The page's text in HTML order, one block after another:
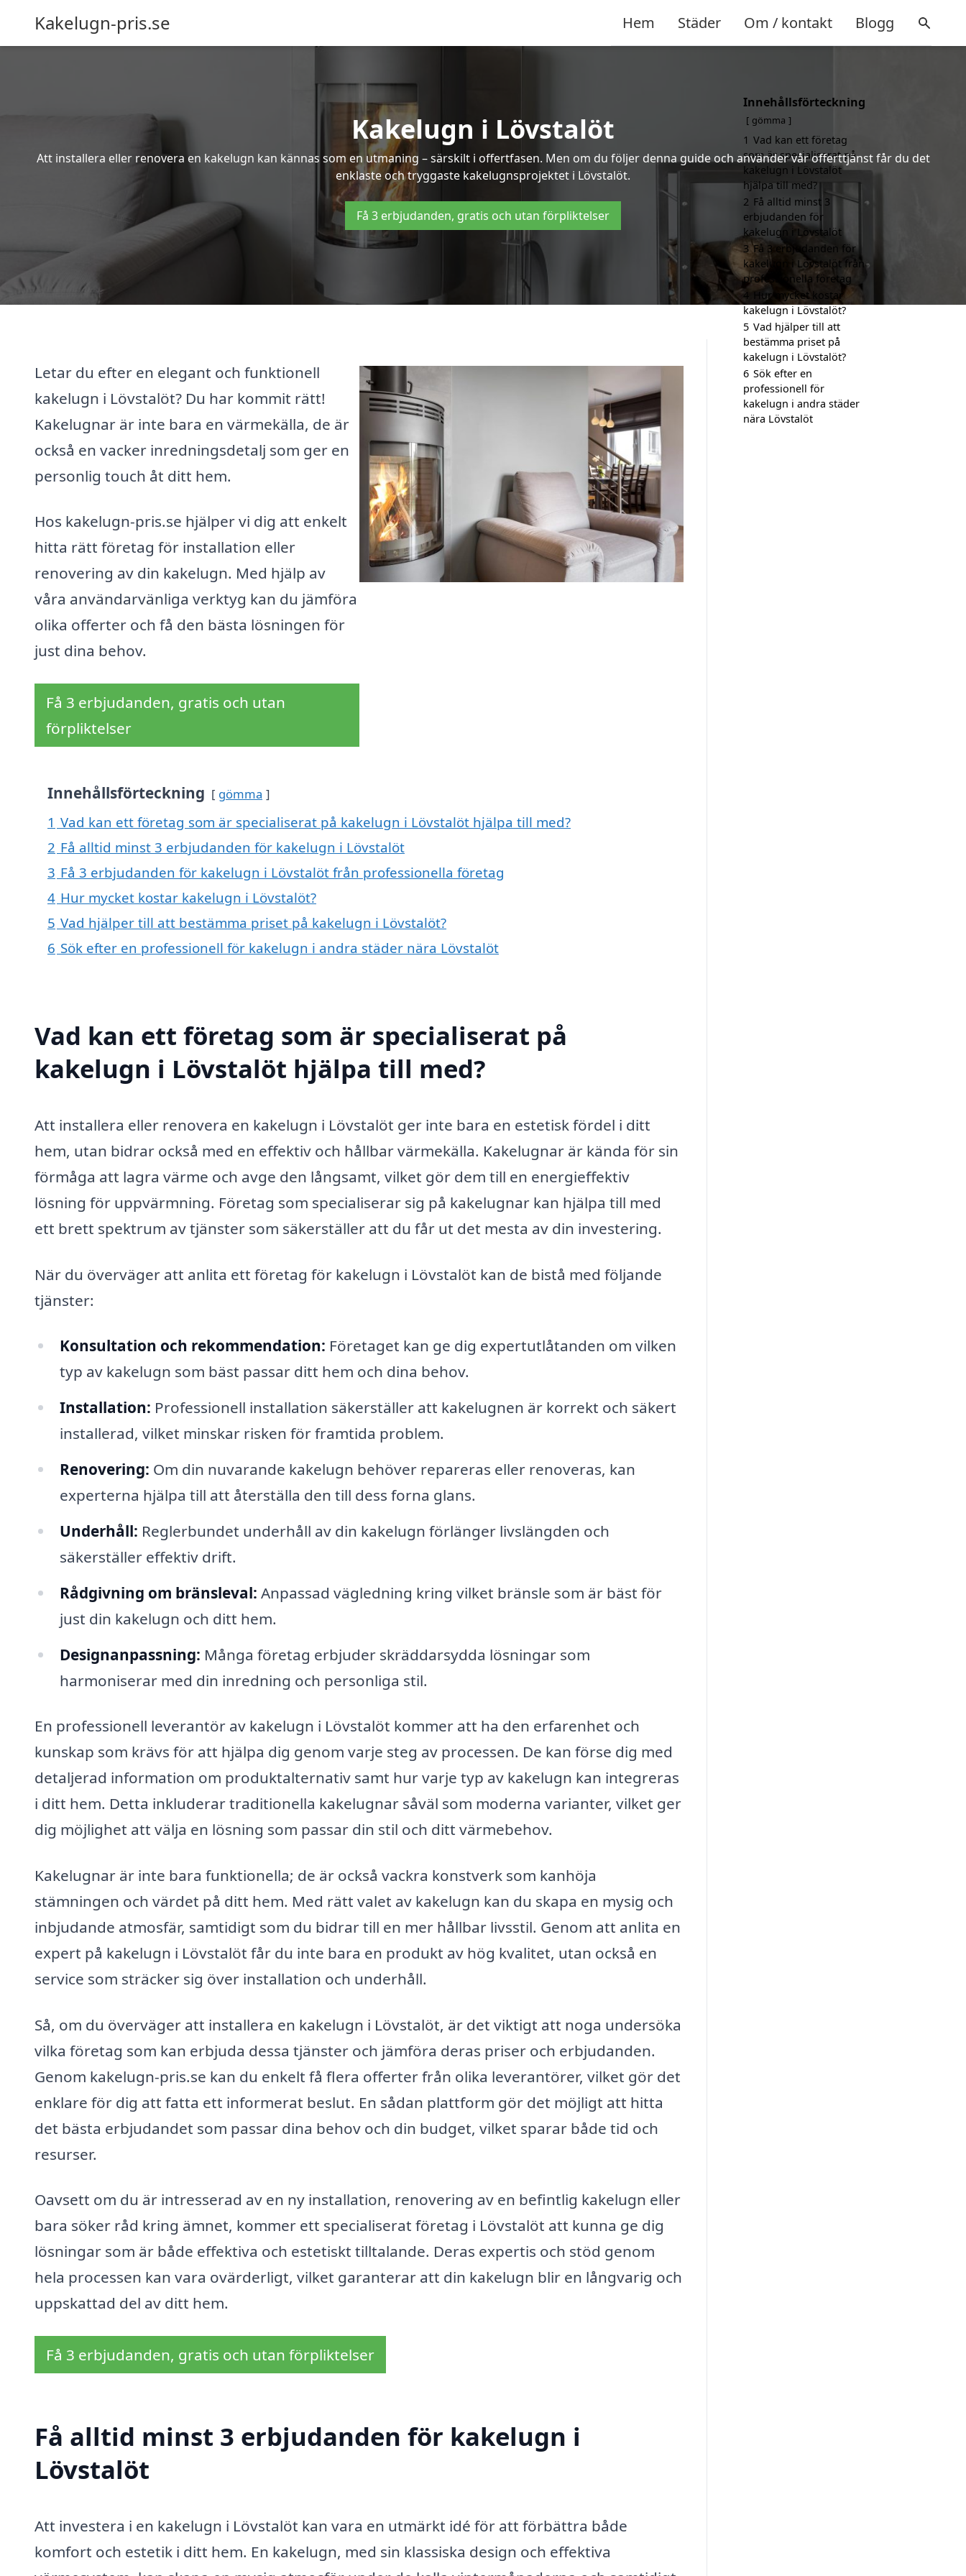
Kakelugn-pris.se Hem Städer Om / kontakt Blogg
Kakelugn i Lövstalöt
Att installera eller renovera en kakelugn kan kännas som en utmaning – särskilt i offertfasen. Men om du följer denna guide och använder vår offerttjänst får du det
enklaste och tryggaste kakelugnsprojektet i Lövstalöt.
Få 3 erbjudanden, gratis och utan förpliktelser
Letar du efter en elegant och funktionell
kakelugn i Lövstalöt? Du har kommit rätt!
Kakelugnar är inte bara en värmekälla, de är
också en vacker inredningsdetalj som ger en
personlig touch åt ditt hem.
Hos kakelugn-pris.se hjälper vi dig att enkelt
hitta rätt företag för installation eller
renovering av din kakelugn. Med hjälp av
våra användarvänliga verktyg kan du jämföra
olika offerter och få den bästa lösningen för
just dina behov.
Få 3 erbjudanden, gratis och utan
förpliktelser
Innehållsförteckning gömma
1 Vad kan ett företag som är specialiserat på kakelugn i Lövstalöt hjälpa till med?
2 Få alltid minst 3 erbjudanden för kakelugn i Lövstalöt
3 Få 3 erbjudanden för kakelugn i Lövstalöt från professionella företag
4 Hur mycket kostar kakelugn i Lövstalöt?
5 Vad hjälper till att bestämma priset på kakelugn i Lövstalöt?
6 Sök efter en professionell för kakelugn i andra städer nära Lövstalöt
Vad kan ett företag som är specialiserat på
kakelugn i Lövstalöt hjälpa till med?
Att installera eller renovera en kakelugn i Lövstalöt ger inte bara en estetisk fördel i ditt
hem, utan bidrar också med en effektiv och hållbar värmekälla. Kakelugnar är kända för sin
förmåga att lagra värme och avge den långsamt, vilket gör dem till en energieffektiv
lösning för uppvärmning. Företag som specialiserar sig på kakelugnar kan hjälpa till med
ett brett spektrum av tjänster som säkerställer att du får ut det mesta av din investering.
När du överväger att anlita ett företag för kakelugn i Lövstalöt kan de bistå med följande
tjänster:
Konsultation och rekommendation: Företaget kan ge dig expertutlåtanden om vilken
typ av kakelugn som bäst passar ditt hem och dina behov.
Installation: Professionell installation säkerställer att kakelugnen är korrekt och säkert
installerad, vilket minskar risken för framtida problem.
Renovering: Om din nuvarande kakelugn behöver repareras eller renoveras, kan
experterna hjälpa till att återställa den till dess forna glans.
Underhåll: Reglerbundet underhåll av din kakelugn förlänger livslängden och
säkerställer effektiv drift.
Rådgivning om bränsleval: Anpassad vägledning kring vilket bränsle som är bäst för
just din kakelugn och ditt hem.
Designanpassning: Många företag erbjuder skräddarsydda lösningar som
harmoniserar med din inredning och personliga stil.
En professionell leverantör av kakelugn i Lövstalöt kommer att ha den erfarenhet och
kunskap som krävs för att hjälpa dig genom varje steg av processen. De kan förse dig med
detaljerad information om produktalternativ samt hur varje typ av kakelugn kan integreras
i ditt hem. Detta inkluderar traditionella kakelugnar såväl som moderna varianter, vilket ger
dig möjlighet att välja en lösning som passar din stil och ditt värmebehov.
Kakelugnar är inte bara funktionella; de är också vackra konstverk som kanhöja
stämningen och värdet på ditt hem. Med rätt valet av kakelugn kan du skapa en mysig och
inbjudande atmosfär, samtidigt som du bidrar till en mer hållbar livsstil. Genom att anlita en
expert på kakelugn i Lövstalöt får du inte bara en produkt av hög kvalitet, utan också en
service som sträcker sig över installation och underhåll.
Så, om du överväger att installera en kakelugn i Lövstalöt, är det viktigt att noga undersöka
vilka företag som kan erbjuda dessa tjänster och jämföra deras priser och erbjudanden.
Genom kakelugn-pris.se kan du enkelt få flera offerter från olika leverantörer, vilket gör det
enklare för dig att fatta ett informerat beslut. En sådan plattform gör det möjligt att hitta
det bästa erbjudandet som passar dina behov och din budget, vilket sparar både tid och
resurser.
Oavsett om du är intresserad av en ny installation, renovering av en befintlig kakelugn eller
bara söker råd kring ämnet, kommer ett specialiserat företag i Lövstalöt att kunna ge dig
lösningar som är både effektiva och estetiskt tilltalande. Deras expertis och stöd genom
hela processen kan vara ovärderligt, vilket garanterar att din kakelugn blir en långvarig och
uppskattad del av ditt hem.
Få 3 erbjudanden, gratis och utan förpliktelser
Få alltid minst 3 erbjudanden för kakelugn i
Lövstalöt
Att investera i en kakelugn i Lövstalöt kan vara en utmärkt idé för att förbättra både
komfort och estetik i ditt hem. En kakelugn, med sin klassiska design och effektiva
Innehållsförteckning
gömma
1 Vad kan ett företag
som är specialiserat på
kakelugn i Lövstalöt
hjälpa till med?
2 Få alltid minst 3
erbjudanden för
kakelugn i Lövstalöt
3 Få 3 erbjudanden för
kakelugn i Lövstalöt från
professionella företag
4 Hur mycket kostar
kakelugn i Lövstalöt?
5 Vad hjälper till att
bestämma priset på
kakelugn i Lövstalöt?
6 Sök efter en
professionell för
kakelugn i andra städer
nära Lövstalöt